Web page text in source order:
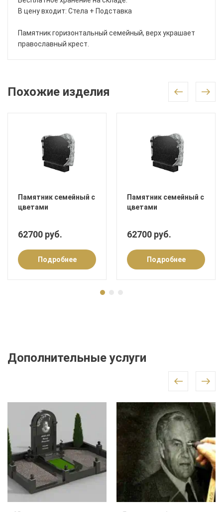
В цену входит: Стела + Подставка
Памятник горизонтальный семейный, верх украшает
православный крест.
Похожие изделия
Памятник семейный с
цветами
62700 руб.
Подробнее
Памятник семейный с
цветами
62700 руб.
Подробнее
Дополнительные услуги